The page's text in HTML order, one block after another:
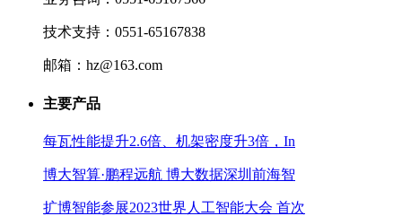
技术支持：0551-65167838
邮箱：hz@163.com
主要产品
每瓦性能提升2.6倍、机架密度升3倍，In
博大智算·鹏程远航 博大数据深圳前海智
扩博智能参展2023世界人工智能大会 首次